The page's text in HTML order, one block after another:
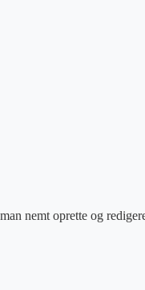
nemt oprette og